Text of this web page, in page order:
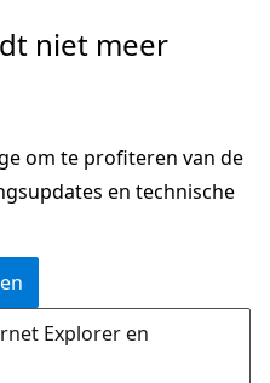
niet meer
om te profiteren van de
en technische
Explorer en